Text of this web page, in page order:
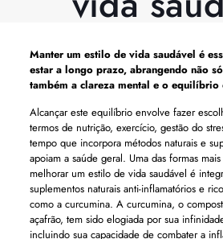
Manter um estilo de vida saudável é
estar a longo prazo, abrangendo não
também a clareza mental e o equilíbrio
Alcançar este equilíbrio envolve fazer
termos de nutrição, exercício, gestão do
tempo que incorpora métodos naturais e
apoiam a saúde geral. Uma das formas
melhorar um estilo de vida saudável é
suplementos naturais anti-inflamatórios e
como a curcumina. A curcumina, o
açafrão, tem sido elogiada por sua
incluindo sua capacidade de combater a